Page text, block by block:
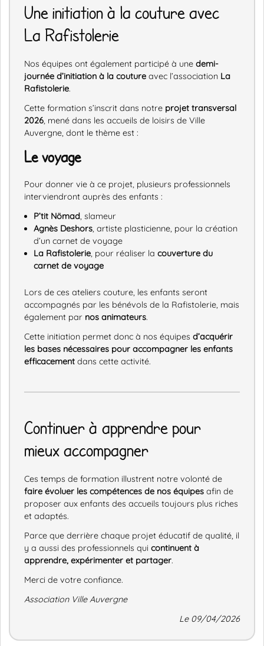
Une initiation à la couture avec
La Rafistolerie
Nos équipes ont également participé à unedemi-
journée d’initiation à la couture avec l’association La
Rafistolerie.
Cette formation s’inscrit dans notre projet transversal
2026, mené dans les accueils de loisirs de Ville
Auvergne, dont le thème est :
Le voyage
Pour donner vie à ce projet, plusieurs professionnels
interviendront auprès des enfants :
P’tit Nömad, slameur
Agnès Deshors, artiste plasticienne, pour la création
d’un carnet de voyage
La Rafistolerie, pour réaliser lacouverture du
carnet de voyage
Lors de ces ateliers couture, les enfants seront
accompagnés par les bénévols de la Rafistolerie, mais
également par nos animateurs.
Cette initiation permet donc à nos équipesd’acquérir
les bases nécessaires pour accompagner les enfants
efficacement dans cette activité.
Continuer à apprendre pour
mieux accompagner
Ces temps de formation illustrent notre volonté de
faire évoluer les compétences de nos équipes afin de
proposer aux enfants des accueils toujours plus riches
et adaptés.
Parce que derrière chaque projet éducatif de qualité, il
y a aussi des professionnels quicontinuent à
apprendre, expérimenter et partager.
Merci de votre confiance.
Association Ville Auvergne
Le 09/04/2026